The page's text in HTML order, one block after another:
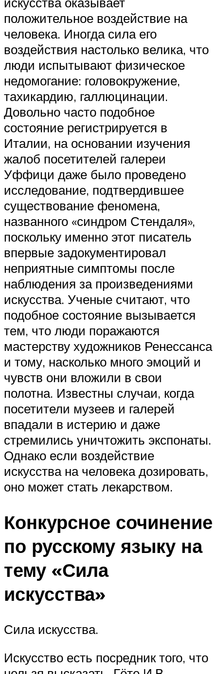
положительное воздействие на
человека. Иногда сила его
воздействия настолько велика, что
люди испытывают физическое
недомогание: головокружение,
тахикардию, галлюцинации.
Довольно часто подобное
состояние регистрируется в
Италии, на основании изучения
жалоб посетителей галереи
Уффици даже было проведено
исследование, подтвердившее
существование феномена,
названного «синдром Стендаля»,
поскольку именно этот писатель
впервые задокументировал
неприятные симптомы после
наблюдения за произведениями
искусства. Ученые считают, что
подобное состояние вызывается
тем, что люди поражаются
мастерству художников Ренессанса
и тому, насколько много эмоций и
чувств они вложили в свои
полотна. Известны случаи, когда
посетители музеев и галерей
впадали в истерию и даже
стремились уничтожить экспонаты.
Однако если воздействие
искусства на человека дозировать,
оно может стать лекарством.
Конкурсное сочинение
по русскому языку на
тему «Сила
искусства»
Сила искусства.
Искусство есть посредник того, что